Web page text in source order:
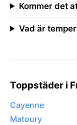
Kommer det
Vad är
Toppstäder i
Cayenne
Matoury